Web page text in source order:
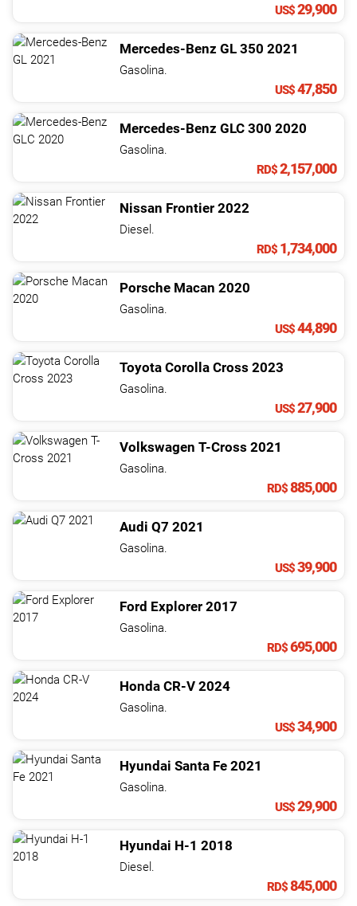
US$29,900
Mercedes-Benz GL 350 2021
Gasolina.
US$47,850
Mercedes-Benz GLC 300 2020
Gasolina.
RD$2,157,000
Nissan Frontier 2022
Diesel.
RD$ 1,734,000
Porsche Macan 2020
Gasolina.
US$44,890
Toyota Corolla Cross 2023
Gasolina.
US$27,900
Volkswagen T-Cross 2021
Gasolina.
RD$885,000
Audi Q7 2021
Gasolina.
US$39,900
Ford Explorer 2017
Gasolina.
RD$695,000
Honda CR-V 2024
Gasolina.
US$34,900
Hyundai Santa Fe 2021
Gasolina.
US$29,900
Hyundai H-1 2018
Diesel.
RD$845,000